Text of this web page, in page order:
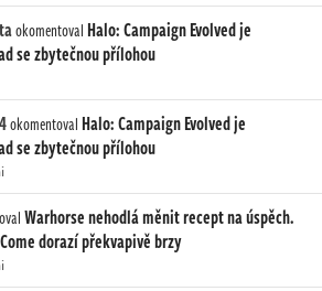
okomentoval Halo: Campaign Evolved je
se zbytečnou přílohou
okomentoval Halo: Campaign Evolved je
se zbytečnou přílohou
Warhorse nehodlá měnit recept na úspěch.
dorazí překvapivě brzy